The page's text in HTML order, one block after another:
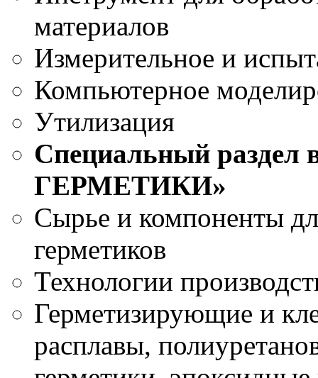
материалов
Измерительное и
Компьютерное
Утилизация
Специальный
ГЕРМЕТИКИ»
Сырье и компоненты
герметиков
Технологии
Герметизирующие и
расплавы,